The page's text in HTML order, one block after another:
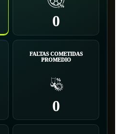
0
FALTAS COMETIDAS
PROMEDIO
0